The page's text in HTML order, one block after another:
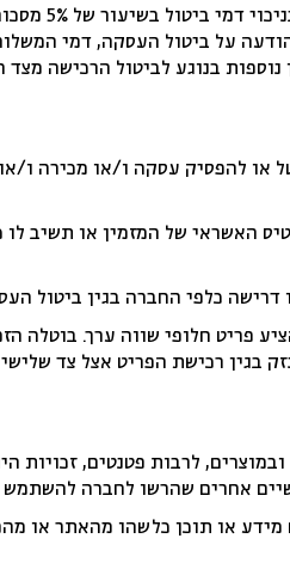
על ביטול העסקה, דמי
בנוגע לביטול הרכישה מצד
להפסיק עסקה ו/או מכירה ו/
האשראי של המזמין או תשיב
כלפי החברה בגין ביטול
פריט חלופי שווה ערך. בוטלה
בגין רכישת הפריט אצל צד
לרבות פטנטים, זכויות
אחרים שהרשו לחברה
או תוכן כלשהו מהאתר או